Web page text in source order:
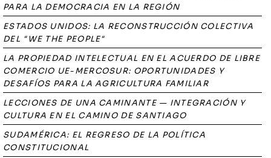
PARA LA DEMOCRACIA EN LA REGIÓN
ESTADOS UNIDOS: LA RECONSTRUCCIÓN COLECTIVA
DEL "WE THE PEOPLE"
LA PROPIEDAD INTELECTUAL EN EL ACUERDO DE LIBRE
COMERCIO UE-MERCOSUR: OPORTUNIDADES Y
DESAFÍOS PARA LA AGRICULTURA FAMILIAR
LECCIONES DE UNA CAMINANTE — INTEGRACIÓN Y
CULTURA EN EL CAMINO DE SANTIAGO
SUDAMÉRICA: EL REGRESO DE LA POLÍTICA
CONSTITUCIONAL